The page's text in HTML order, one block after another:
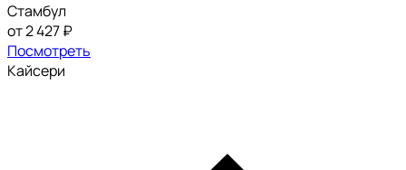
Стамбул
от 2 427 ₽
Посмотреть
Кайсери